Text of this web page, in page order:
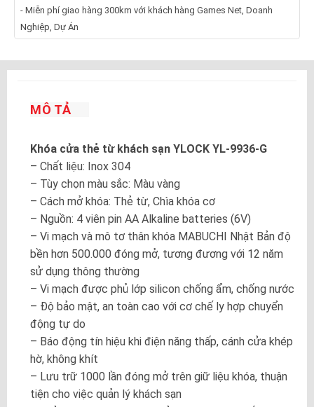
- Miễn phí giao hàng 300km với khách hàng Games Net, Doanh
Nghiệp, Dự Án
MÔ TẢ
Khóa cửa thẻ từ khách sạn YLOCK YL-9936-G
– Chất liệu: Inox 304
– Tùy chọn màu sắc: Màu vàng
– Cách mở khóa: Thẻ từ, Chìa khóa cơ
– Nguồn: 4 viên pin AA Alkaline batteries (6V)
– Vi mạch và mô tơ thân khóa MABUCHI Nhật Bản độ
bền hơn 500.000 đóng mở, tương đương với 12 năm
sử dụng thông thường
– Vi mạch được phủ lớp silicon chống ẩm, chống nước
– Độ bảo mật, an toàn cao với cơ chế ly hợp chuyển
động tự do
– Báo động tín hiệu khi điện năng thấp, cánh cửa khép
hờ, không khít
– Lưu trữ 1000 lần đóng mở trên giữ liệu khóa, thuận
tiện cho việc quản lý khách sạn